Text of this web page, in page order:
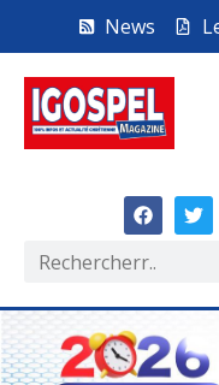
News